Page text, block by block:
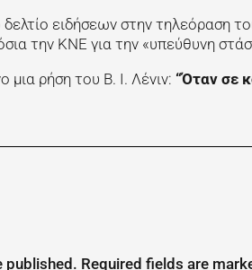
δελτίο ειδήσεων στην
την ΚΝΕ για την «υπεύθυνη
μια ρήση του Β. Ι. Λένιν: “Όταν σε
published. Required fields are